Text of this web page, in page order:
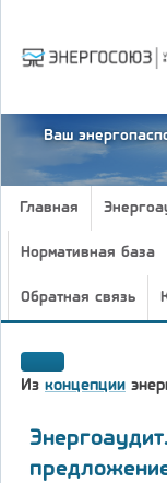
Ваш
Главная
Нормативная база
Обратная связь
Из концепции